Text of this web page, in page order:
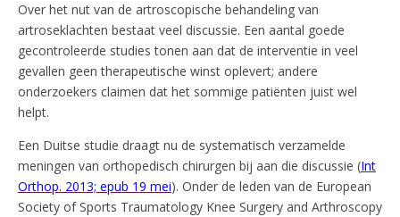
Over het nut van de artroscopische behandeling van
artroseklachten bestaat veel discussie. Een aantal goede
gecontroleerde studies tonen aan dat de interventie in veel
gevallen geen therapeutische winst oplevert; andere
onderzoekers claimen dat het sommige patiënten juist wel
helpt.
Een Duitse studie draagt nu de systematisch verzamelde
meningen van orthopedisch chirurgen bij aan die discussie (Int
Orthop. 2013; epub 19 mei). Onder de leden van de European
Society of Sports Traumatology Knee Surgery and Arthroscopy